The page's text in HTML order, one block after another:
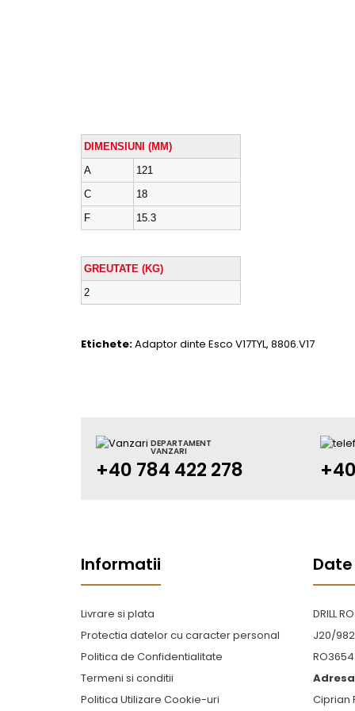
DIMENSIUNI (MM)
A
121
C
18
F
15.3
GREUTATE (KG)
2
Etichete:Adaptor dinte Esco V17TYL, 8806.V17
DEPARTAMENT
VANZARI
+40 784 422 278
Informatii
Livrare si plata
Protectia datelor cu caracter personal
Politica de Confidentialitate
Termeni si conditii
Politica Utilizare Cookie-uri
DRILL
J20/
Ciprian